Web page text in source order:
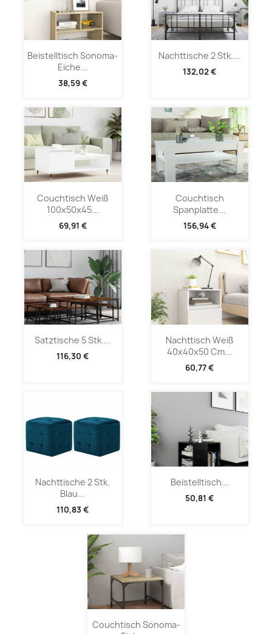
Beistelltisch Sonoma-
Eiche...
38,59 €
Nachttische 2 Stk....
132,02 €
Couchtisch Weiß
100x50x45...
69,91 €
Couchtisch
Spanplatte...
156,94 €
Satztische 5 Stk....
116,30 €
Nachttisch Weiß
40x40x50 Cm...
60,77 €
Nachttische 2 Stk.
Blau...
110,83 €
Beistelltisch...
50,81 €
Couchtisch Sonoma-